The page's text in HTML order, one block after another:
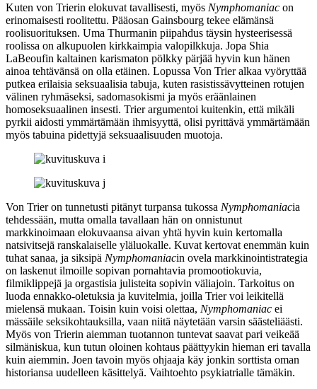
Kuten von Trierin elokuvat tavallisesti, myös Nymphomaniac on
erinomaisesti roolitettu. Pääosan Gainsbourg tekee elämänsä
roolisuorituksen. Uma Thurmanin piipahdus täysin hysteerisessä
roolissa on alkupuolen kirkkaimpia valopilkkuja. Jopa Shia
LaBeoufin kaltainen karismaton pölkky pärjää hyvin kun hänen
ainoa tehtävänsä on olla etäinen. Lopussa Von Trier alkaa vyöryttää
putkea erilaisia seksuaalisia tabuja, kuten rasistissävytteinen rotujen
välinen ryhmäseksi, sadomasokismi ja myös eräänlainen
homoseksuaalinen insesti. Trier argumentoi kuitenkin, että mikäli
pyrkii aidosti ymmärtämään ihmisyyttä, olisi pyrittävä ymmärtämään
myös tabuina pidettyjä seksuaalisuuden muotoja.
Von Trier on tunnetusti pitänyt turpansa tukossa Nymphomaniacia
tehdessään, mutta omalla tavallaan hän on onnistunut
markkinoimaan elokuvaansa aivan yhtä hyvin kuin kertomalla
natsivitsejä ranskalaiselle yläluokalle. Kuvat kertovat enemmän kuin
tuhat sanaa, ja siksipä Nymphomaniacin ovela markkinointistrategia
on laskenut ilmoille sopivan pornahtavia promootiokuvia,
filmiklippejä ja orgastisia julisteita sopivin väliajoin. Tarkoitus on
luoda ennakko-oletuksia ja kuvitelmia, joilla Trier voi leikitellä
mielensä mukaan. Toisin kuin voisi olettaa, Nymphomaniac ei
mässäile seksikohtauksilla, vaan niitä näytetään varsin säästeliäästi.
Myös von Trierin aiemman tuotannon tuntevat saavat pari veikeää
silmäniskua, kun tutun oloinen kohtaus päättyykin hieman eri tavalla
kuin aiemmin. Joen tavoin myös ohjaaja käy jonkin sorttista oman
historiansa uudelleen käsittelyä. Vaihtoehto psykiatrialle tämäkin.